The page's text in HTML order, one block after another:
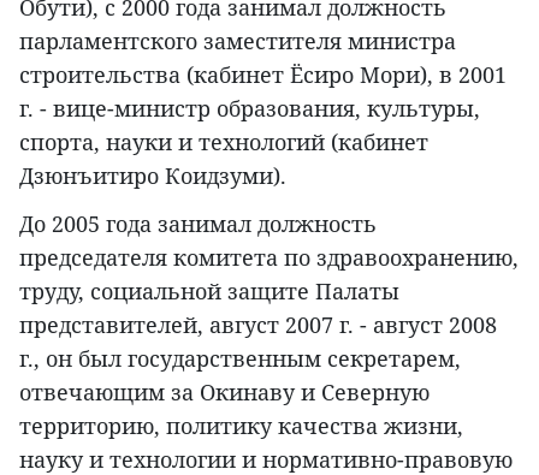
Обути), с 2000 года занимал должность
парламентского заместителя министра
строительства (кабинет Ёсиро Мори), в 2001
г. - вице-министр образования, культуры,
спорта, науки и технологий (кабинет
Дзюнъитиро Коидзуми).
До 2005 года занимал должность
председателя комитета по здравоохранению,
труду, социальной защите Палаты
представителей, август 2007 г. - август 2008
г., он был государственным секретарем,
отвечающим за Окинаву и Северную
территорию, политику качества жизни,
науку и технологии и нормативно-правовую